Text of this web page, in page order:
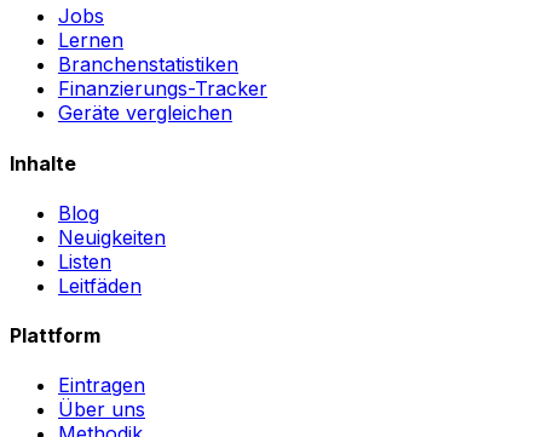
Jobs
Lernen
Branchenstatistiken
Finanzierungs-Tracker
Geräte vergleichen
Inhalte
Blog
Neuigkeiten
Listen
Leitfäden
Plattform
Eintragen
Über uns